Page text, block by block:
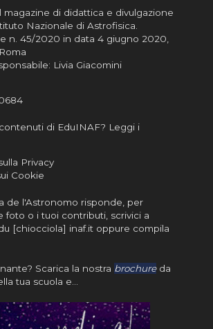
magazine di didattica e divulgazione
Nazionale di Astrofisica
n. 45/2020 in data 4 giugno 2020,
Livia Giacomini
di EduINAF? Leggi i
Privacy
Cookie
de l'Astronomo risponde, per
foto o i tuoi contributi, scrivici a
[chiocciola] inaf.it oppure compila
Scarica la nostra brochureda
tua scuola e…